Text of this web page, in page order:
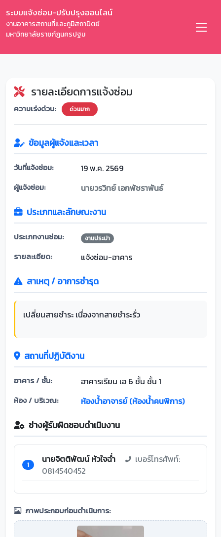
ระบบแจ้งซ่อม-ปรับปรุงออนไลน์
งานอาคารสถานที่และภูมิสถาปัตย์
มหาวิทยาลัยราชภัฏนครปฐม
รายละเอียดการแจ้งซ่อม
ความเร่งด่วน: ด่วนมาก
ข้อมูลผู้แจ้งและเวลา
วันที่แจ้งซ่อม: 19 พ.ค. 2569
ผู้แจ้งซ่อม: นายวรวิทย์ เอกพัชราพันธ์
ประเภทและลักษณะงาน
ประเภทงานซ่อม: งานประปา
รายละเอียด: แจ้งซ่อม-อาคาร
สาเหตุ / อาการชำรุด
เปลี่ยนสายชำระ เนื่องจากสายชำระรั่ว
สถานที่ปฏิบัติงาน
อาคาร / ชั้น: อาคารเรียน เอ 6 ชั้น ชั้น 1
ห้อง / บริเวณ: ห้องน้ำอาจารย์ (ห้องน้ำคนพิการ)
ช่างผู้รับผิดชอบดำเนินงาน
1 นายจิตติพัฒน์ หัวใจฉ่ำ
เบอร์โทรศัพท์:
0814540452
ภาพประกอบก่อนดำเนินการ: